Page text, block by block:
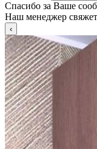
Спасибо за Ваше
Наш менеджер